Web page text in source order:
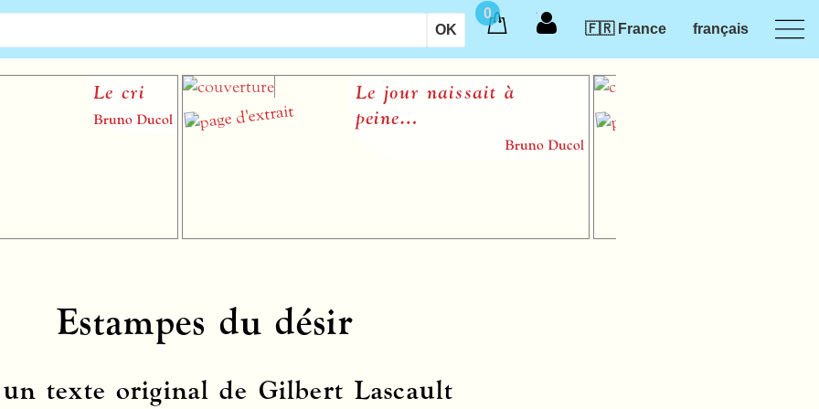
0
🇫🇷 France
français
Le cri
Bruno Ducol
Le jour naissait à
peine…
Bruno Ducol
Estampes du désir
texte original de Gilbert Lascault